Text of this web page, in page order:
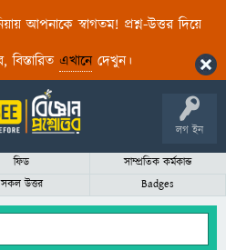
আপনাকে স্বাগতম! প্রশ্ন-উত্তর দিয়ে
বিস্তারিত এখানেদেখুন।
লগ ইন
ফিড
সাম্প্রতিক কর্মকান্ড
সকল উত্তর Badges